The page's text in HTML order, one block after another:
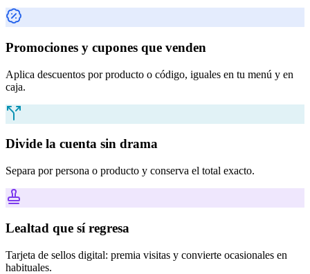
Promociones y cupones que venden
Aplica descuentos por producto o código, iguales en tu menú y en
caja.
Divide la cuenta sin drama
Separa por persona o producto y conserva el total exacto.
Lealtad que sí regresa
Tarjeta de sellos digital: premia visitas y convierte ocasionales en
habituales.